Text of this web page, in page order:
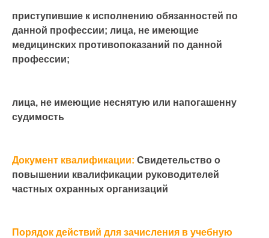
приступившие к исполнению обязанностей по
данной профессии; лица, не имеющие
медицинских противопоказаний по данной
профессии;
лица, не имеющие неснятую или напогашенну
судимость
Документ квалификации: Свидетельство о
повышении квалификации руководителей
частных охранных организаций
Порядок действий для зачисления в учебную